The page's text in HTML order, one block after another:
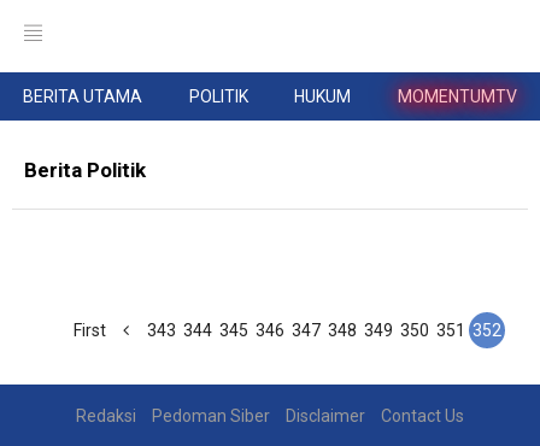
BERITA UTAMA POLITIK HUKUM MOMENTUMTV
Berita Politik
First 343 344 345 346 347 348 349 350 351 352
Redaksi Pedoman Siber Disclaimer Contact Us